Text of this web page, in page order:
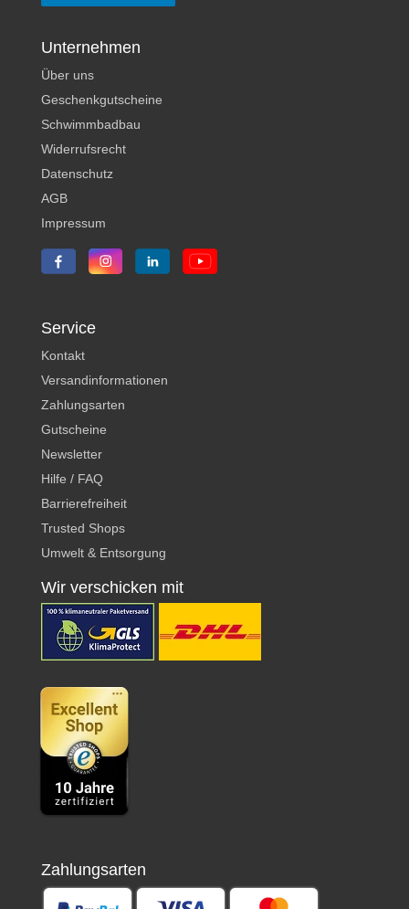
Unternehmen
Über uns
Geschenkgutscheine
Schwimmbadbau
Widerrufsrecht
Datenschutz
AGB
Impressum
Service
Kontakt
Versandinformationen
Zahlungsarten
Gutscheine
Newsletter
Hilfe / FAQ
Barrierefreiheit
Trusted Shops
Umwelt & Entsorgung
Wir verschicken mit
Zahlungsarten